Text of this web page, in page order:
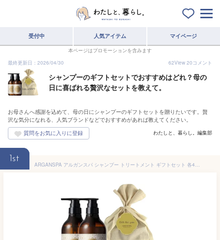
受付中 人気アイテム マイページ
本ページはプロモーションを含みます
最終更新日：2026/04/30
62View 20コメント
シャンプーのギフトセットでおすすめはどれ？母の
日に喜ばれる贅沢なセットを教えて。
お母さんへ感謝を込めて、母の日にシャンプーのギフトセットを贈りたいです。贅
沢な気分になれる、人気ブランドなどでおすすめがあれば教えてください。
わたしと、暮らし。編集部
1st
ARGANSPA アルガンスパ シャンプー トリートメント ギフトセット 各470mL アルガンオイル 美容室専売 髪質改善 サロンシャンプー ヘアトリートメント オイルシャンプー ヘアオイル ヘアマスク ダメージケア 潤い 乾燥 保湿 美容成分 天然オイル